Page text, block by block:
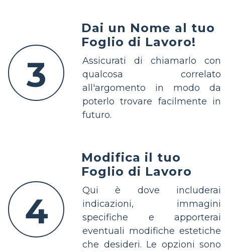
3
Dai un Nome al tuo
Foglio di Lavoro!
Assicurati di chiamarlo con
qualcosa correlato
all'argomento in modo da
poterlo trovare facilmente in
futuro.
4
Modifica il tuo
Foglio di Lavoro
Qui è dove includerai
indicazioni, immagini
specifiche e apporterai
eventuali modifiche estetiche
che desideri. Le opzioni sono